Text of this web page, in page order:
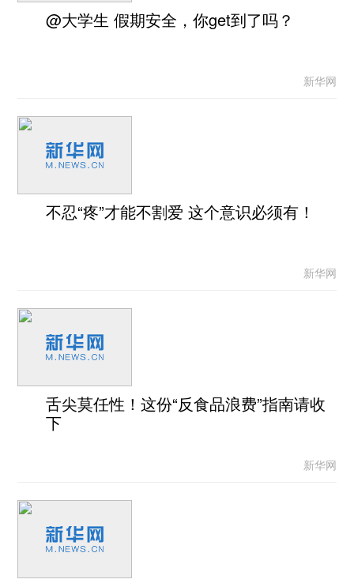
@大学生 假期安全，你get到了吗？
新华网
不忍“疼”才能不割爱 这个意识必须有！
新华网
舌尖莫任性！这份“反食品浪费”指南请收
下
新华网